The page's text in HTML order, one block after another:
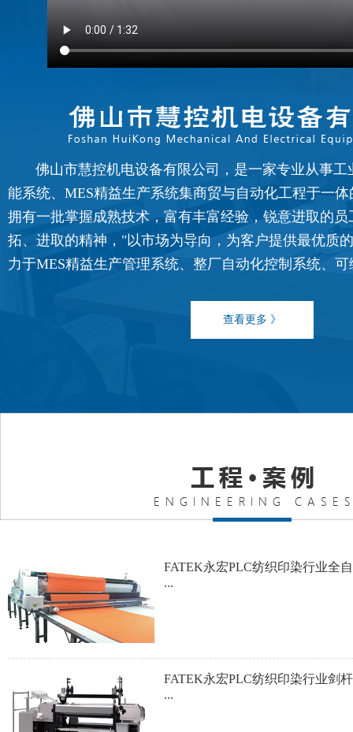
佛山市慧控机电设备有限公司，是一家专业从事工
能系统、MES精益生产系统集商贸与自动化工程于一
拥有一批掌握成熟技术，富有丰富经验，锐意进取的
拓、进取的精神，"以市场为导向，为客户提供最优质
力于MES精益生产管理系统、整厂自动化控制系统、
查看更多 》
FATEK永宏PLC食品加工行业的
...
FATEK永宏PLC纸箱机械行业四
FATEK永宏PLC纺织印染行业全
...
FATEK永宏PLC纺织印染行业剑
...